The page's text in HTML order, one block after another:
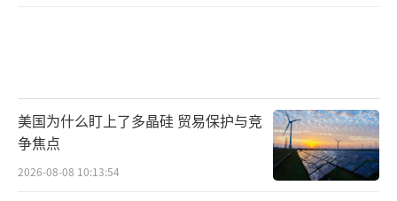
美国为什么盯上了多晶硅 贸易保护与竞
争焦点
2026-08-08 10:13:54